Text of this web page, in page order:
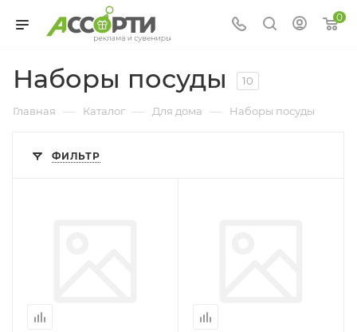
0
Наборы посуды 10
Главная — Каталог — Для дома — Наборы посуды
ФИЛЬТР